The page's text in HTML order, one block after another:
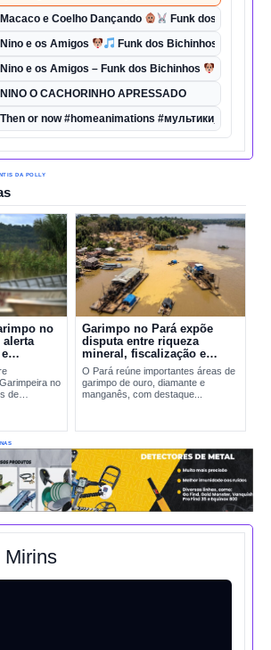
Macaco e Coelho Dançando Funk dos
Nino e os Amigos Funk dos Bichinhos | Dança
Nino e os Amigos – Funk dos Bichinhos
NINO O CACHORINHO APRESSADO
Then or now #homeanimations
DA POLLY
no
alerta
mercúrio
no
de
Garimpo no Pará expõe
disputa entre riqueza
mineral, fiscalização e
riscos ambientais
O Pará reúne importantes áreas de
garimpo de ouro, diamante e
manganês, com destaque...
Mirins